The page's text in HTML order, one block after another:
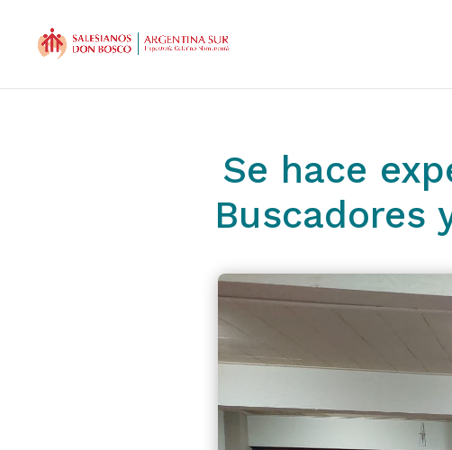
Se hace
Buscadores